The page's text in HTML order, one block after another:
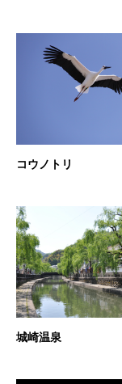
コウノトリ
城崎温泉